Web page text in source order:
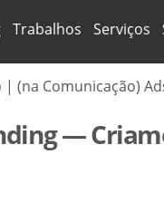
Trabalhos Serviços
(na Comunicação)
—